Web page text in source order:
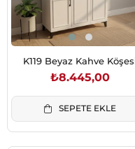
K119 Beyaz Kahve
₺8.445,00
SEPETE EKLE